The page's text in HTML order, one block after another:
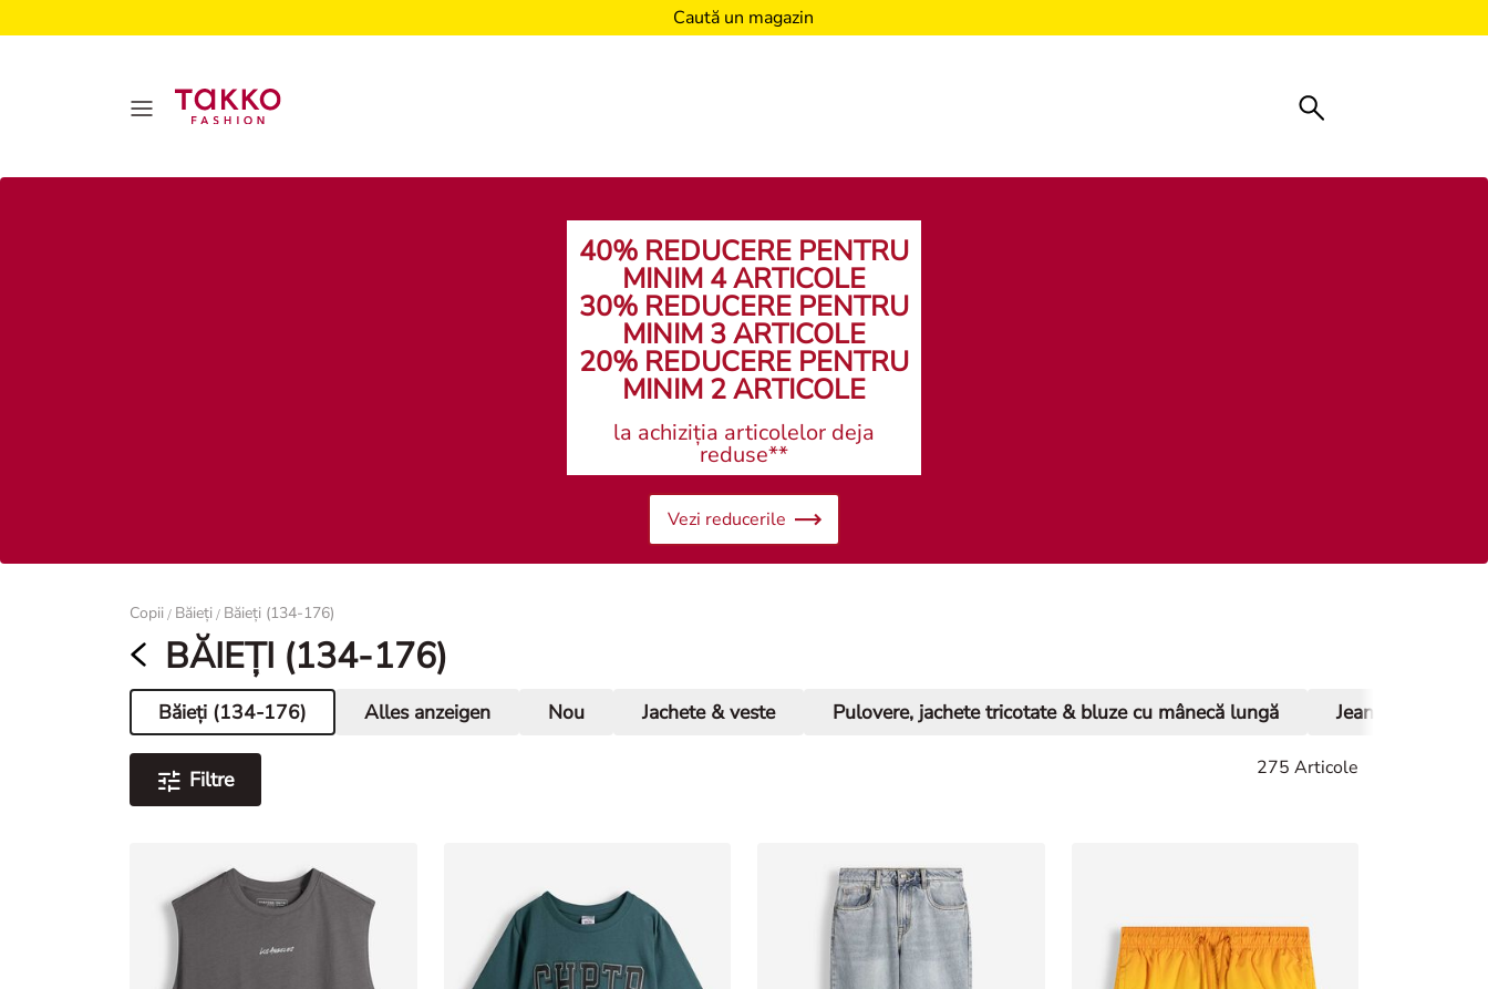
Caută un magazin
40% REDUCERE PENTRU
MINIM 4 ARTICOLE
30% REDUCERE PENTRU
MINIM 3 ARTICOLE
20% REDUCERE PENTRU
MINIM 2 ARTICOLE
la achiziția articolelor deja
reduse**
Vezi reducerile
Copii / Băieți / Băieți (134-176)
BĂIEȚI (134-176)
Băieți (134-176)
Pagina curentă Alles anzeigen Nou Jachete & veste Pulovere, jachete tricotate & bluze cu mânecă lungă Jeans
Filtre 275 Articole